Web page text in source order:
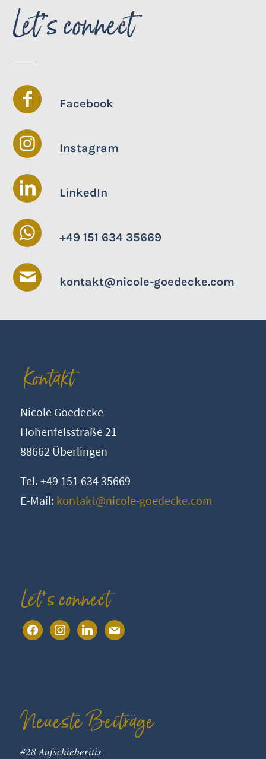
Let’s connect
Facebook
Instagram
LinkedIn
+49 151 634 35669
kontakt@nicole-goedecke.com
Kontakt
Nicole Goedecke
Hohenfelsstraße 21
88662 Überlingen
Tel. +49 151 634 35669
E-Mail: kontakt@nicole-goedecke.com
Let’s connect
facebookinstagramlinkedinmail
Neueste Beiträge
#28 Aufschieberitis